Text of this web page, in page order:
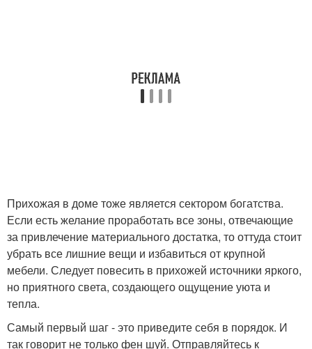
Прихожая в доме тоже является сектором богатства.
Если есть желание проработать все зоны, отвечающие
за привлечение материального достатка, то оттуда стоит
убрать все лишние вещи и избавиться от крупной
мебели. Следует повесить в прихожей источники яркого,
но приятного света, создающего ощущение уюта и
тепла.
Самый первый шаг - это приведите себя в порядок. И
так говорит не только фен шуй. Отправляйтесь к